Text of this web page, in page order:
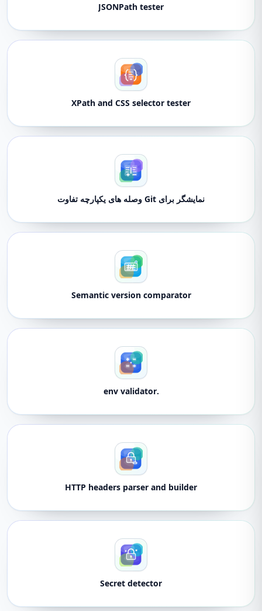
JSONPath tester
XPath and CSS selector tester
نمایشگر برای Git وصله های یکپارچه تفاوت
Semantic version comparator
.env validator
HTTP headers parser and builder
Secret detector